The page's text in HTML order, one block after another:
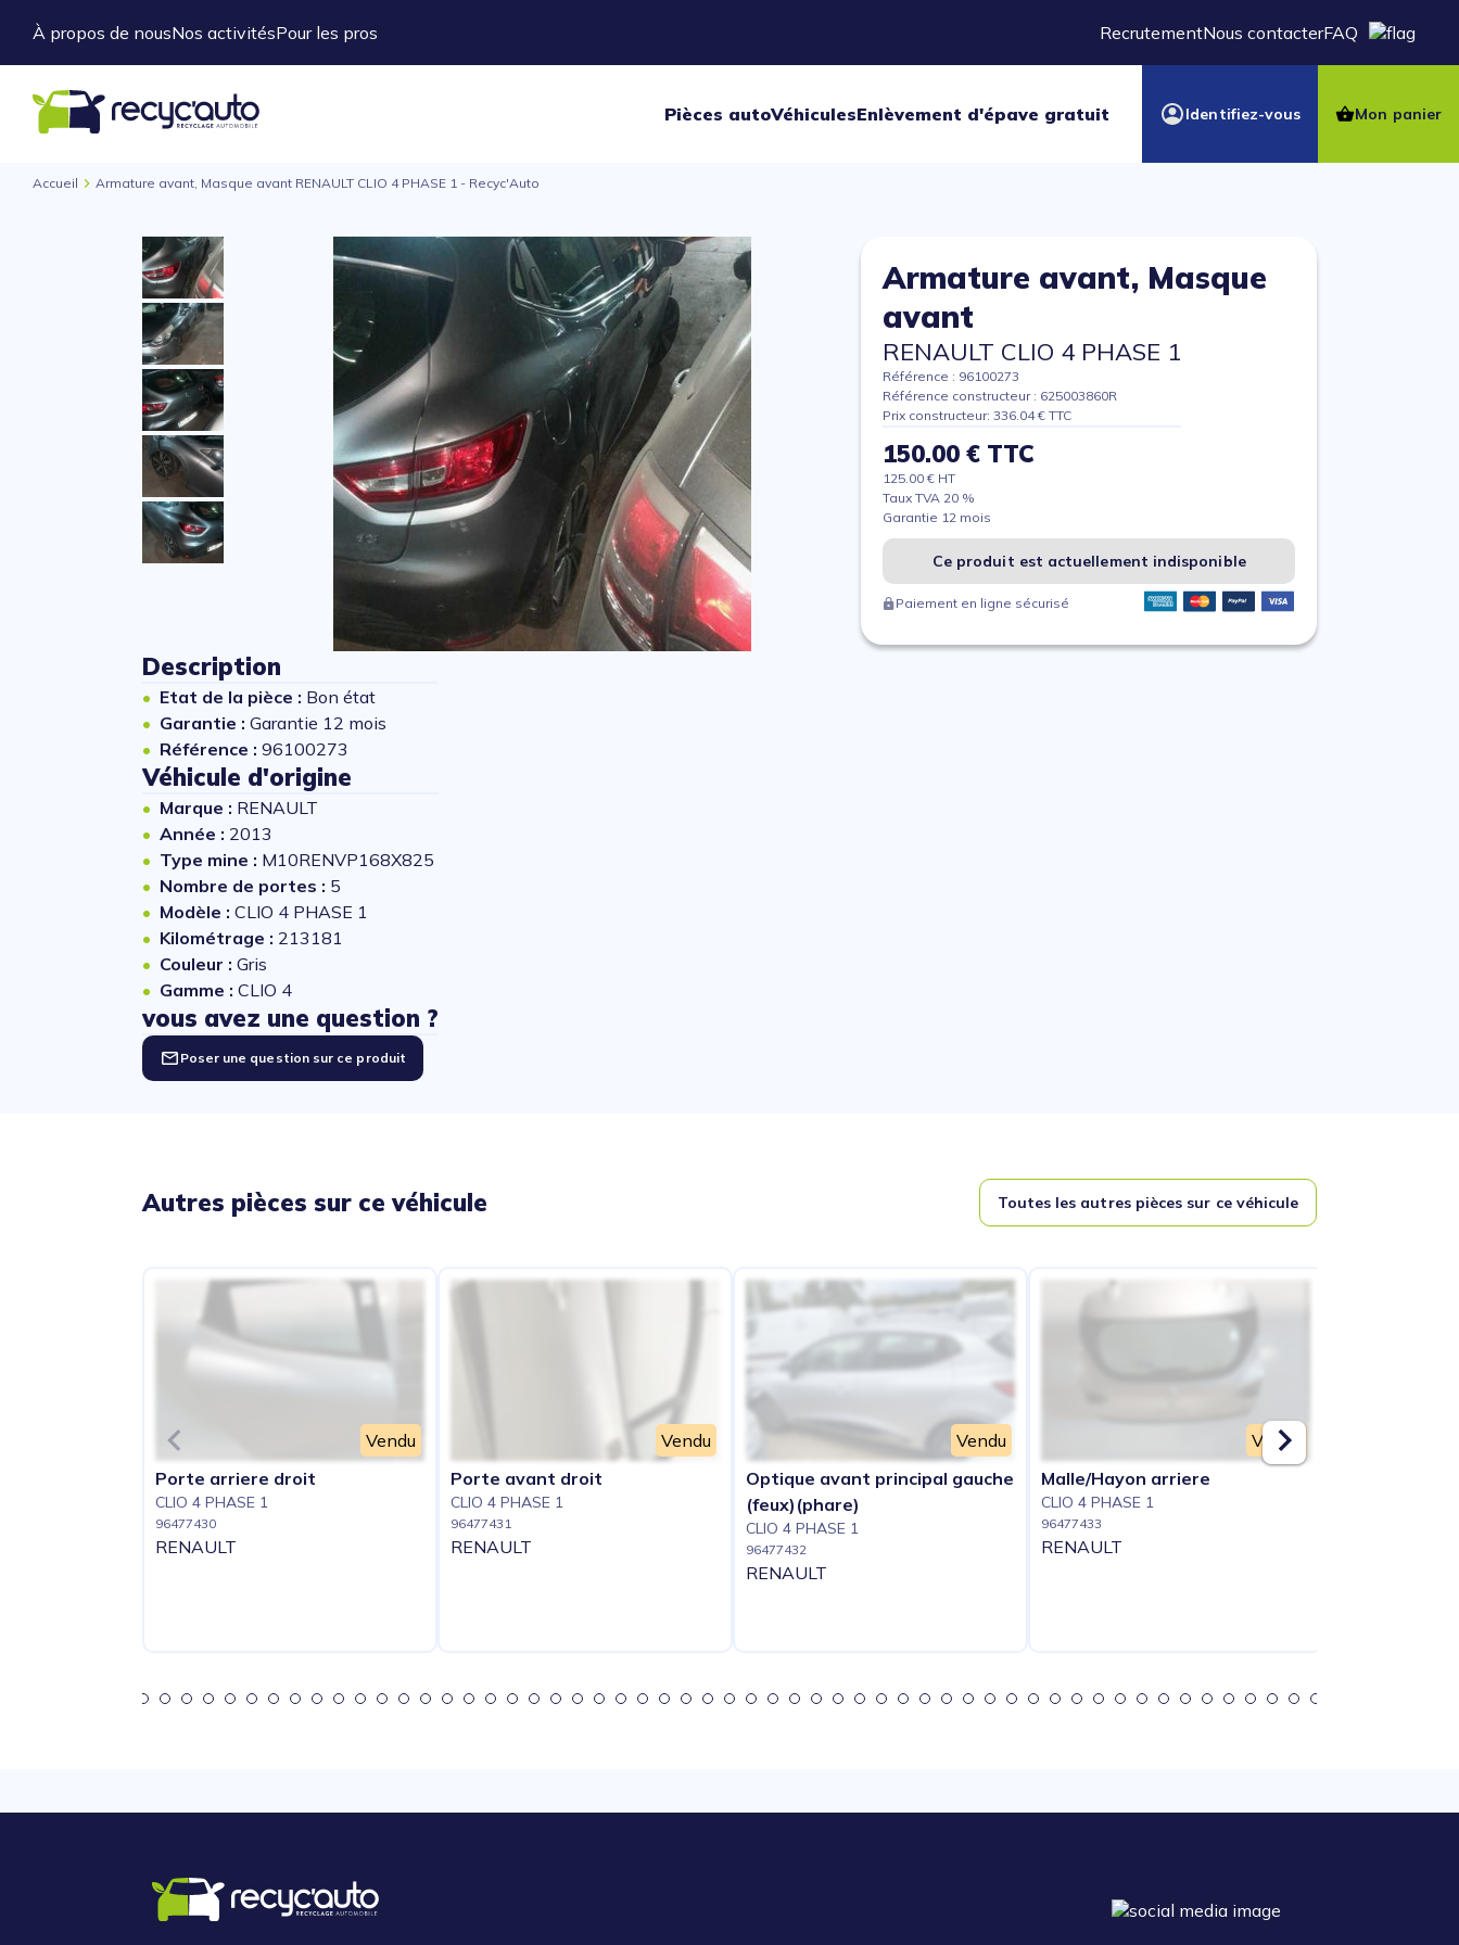
À propos de nousNos activitésPour les pros RecrutementNous contacterFAQ
Pièces autoVéhiculesEnlèvement d'épave gratuit Identifiez-vous Mon panier
Accueil Armature avant, Masque avant RENAULT CLIO 4 PHASE 1 - Recyc'Auto
Description
Etat de la pièce : Bon état
Garantie : Garantie 12 mois
Référence : 96100273
Véhicule d'origine
Marque : RENAULT
Année : 2013
Type mine : M10RENVP168X825
Nombre de portes : 5
Modèle : CLIO 4 PHASE 1
Kilométrage : 213181
Couleur : Gris
Gamme : CLIO 4
vous avez une question ?
Poser une question sur ce produit
Armature avant, Masque
avant
RENAULT CLIO 4 PHASE 1
Référence : 96100273
Référence constructeur : 625003860R
Prix constructeur: 336.04 € TTC
150.00 € TTC
125.00 € HT
Taux TVA 20 %
Garantie 12 mois
Ce produit est actuellement indisponible
Paiement en ligne sécurisé
Autres pièces sur ce véhicule Toutes les autres pièces sur ce véhicule
Vendu
Porte arriere droit
CLIO 4 PHASE 1
96477430
RENAULT
Vendu
Porte avant droit
CLIO 4 PHASE 1
96477431
RENAULT
Vendu
Optique avant principal gauche
(feux)(phare)
CLIO 4 PHASE 1
96477432
RENAULT
Vendu
Malle/Hayon arriere
CLIO 4 PHASE 1
96477433
RENAULT